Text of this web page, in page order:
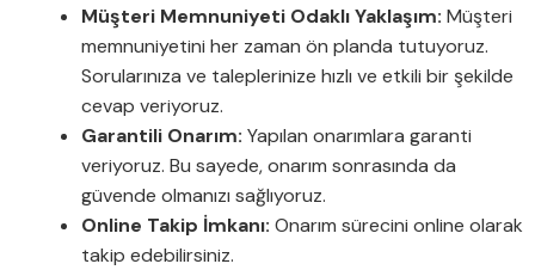
Müşteri Memnuniyeti Odaklı Yaklaşım: Müşteri
memnuniyetini her zaman ön planda tutuyoruz.
Sorularınıza ve taleplerinize hızlı ve etkili bir şekilde
cevap veriyoruz.
Garantili Onarım: Yapılan onarımlara garanti
veriyoruz. Bu sayede, onarım sonrasında da
güvende olmanızı sağlıyoruz.
Online Takip İmkanı: Onarım sürecini online olarak
takip edebilirsiniz.